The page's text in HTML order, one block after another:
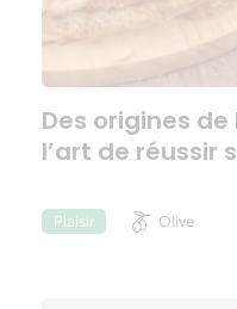
Des origines
l’art de réussir
Plaisir Olive